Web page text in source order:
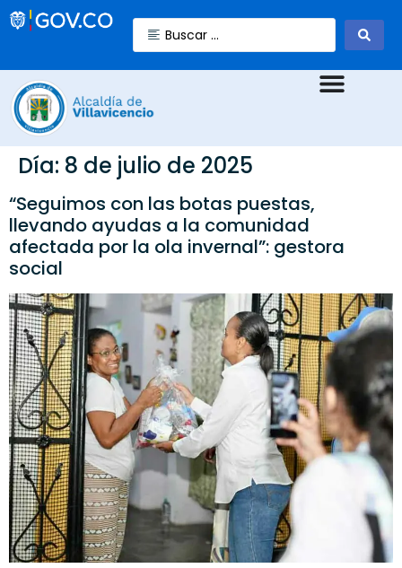
Día: 8 de julio de 2025
“Seguimos con las botas puestas,
llevando ayudas a la comunidad
afectada por la ola invernal”: gestora
social